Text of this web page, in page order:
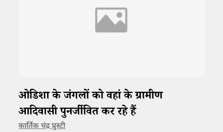
ओडिशा के जंगलों को वहां के ग्रामीण
आदिवासी पुनर्जीवित कर रहे हैं
कार्तिक चंद्र प्रुस्टी